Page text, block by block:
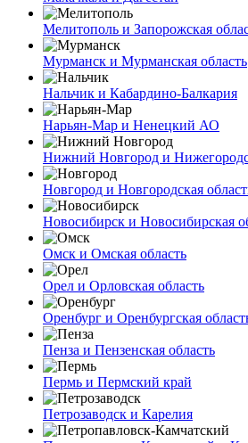
Мелитополь и Запорожская
Мурманск и Мурманская область
Нальчик и Кабардино-Балкария
Нарьян-Мар и Ненецкий АО
Нижний Новгород и
Новгород и Новгородская
Новосибирск и Новосибирская
Омск и Омская область
Орел и Орловская область
Оренбург и Оренбургская
Пенза и Пензенская область
Пермь и Пермский край
Петрозаводск и Карелия